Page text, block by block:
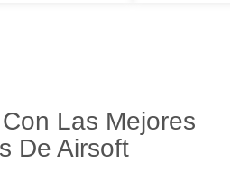
Las Mejores
De Airsoft